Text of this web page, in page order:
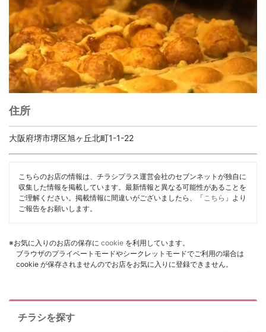
住所
大阪府堺市堺区旭ヶ丘北町1-1-22
こちらのお店の情報は、チラシプラス運営会社のセブンネットが独自に
収集した情報を掲載しています。最新情報と異なる可能性があることを
ご理解ください。掲載情報に間違いがございましたら、「 こちら 」より
ご報告をお願いします。
※お気に入りのお店の保存に cookie を利用しています。
ブラウザのプライベートモードやシークレットモードでご利用の場合は
cookie が保存されませんのでお店をお気に入りに登録できません。
チラシを探す